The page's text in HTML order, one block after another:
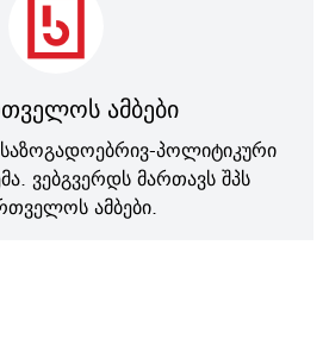
ამბები
პოლიტიკური
ვებგვერდს მართავს შპს
ამბები.